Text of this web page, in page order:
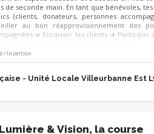
de seconde main. En tant que bénévoles, tes
(clients, donateurs, personnes
au bon réapprovisionnement des
➔ Encaisser les clients ➔ Participer
/ Insertion
- Unité Locale Villeurbanne Est
& Vision, la course